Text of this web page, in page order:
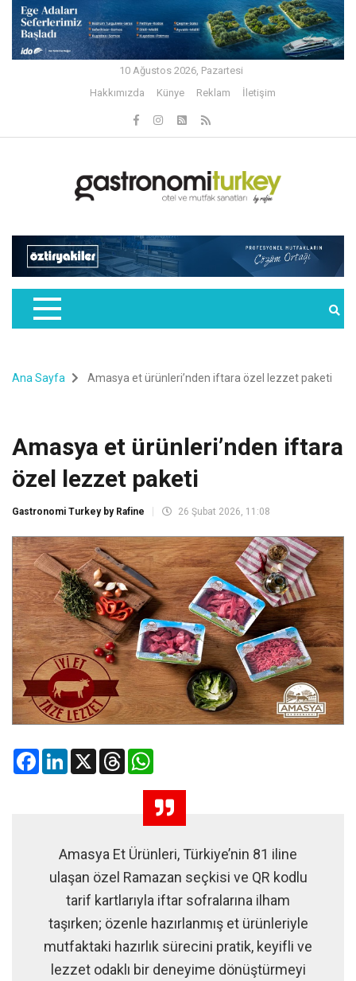
10 Ağustos 2026, Pazartesi
Hakkımızda
Künye Reklam İletişim
Ana Sayfa Amasya et ürünleri’nden iftara özel lezzet paketi
Amasya et ürünleri’nden iftara
özel lezzet paketi
Gastronomi Turkey by Rafine 26 Şubat 2026, 11:08
FacebookLinkedIn
X Threads
Amasya Et Ürünleri, Türkiye’nin 81 iline
ulaşan özel Ramazan seçkisi ve QR kodlu
tarif kartlarıyla iftar sofralarına ilham
taşırken; özenle hazırlanmış et ürünleriyle
mutfaktaki hazırlık sürecini pratik, keyifli ve
lezzet odaklı bir deneyime dönüştürmeyi